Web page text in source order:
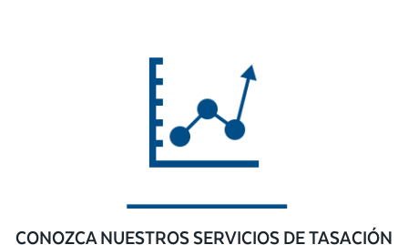
CONOZCA NUESTROS SERVICIOS DE TASACIÓN